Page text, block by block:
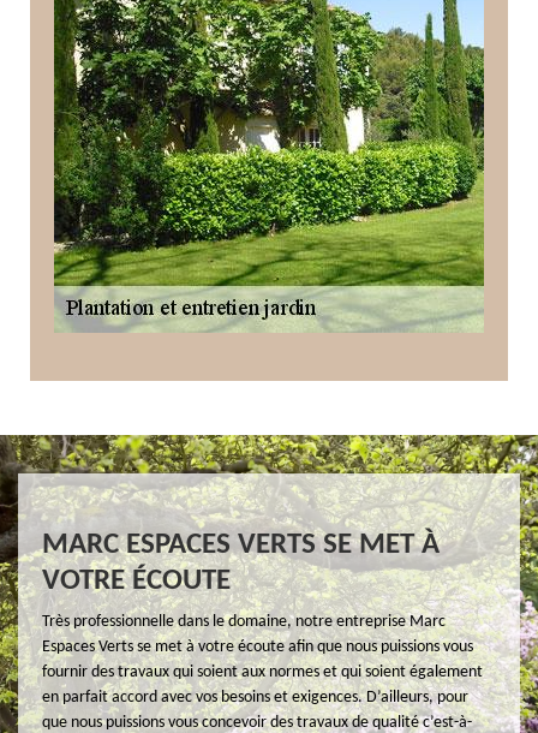
MARC ESPACES VERTS SE MET À
VOTRE ÉCOUTE
Très professionnelle dans le domaine, notre entreprise Marc
Espaces Verts se met à votre écoute afin que nous puissions vous
fournir des travaux qui soient aux normes et qui soient également
en parfait accord avec vos besoins et exigences. D’ailleurs, pour
que nous puissions vous concevoir des travaux de qualité c’est-à-